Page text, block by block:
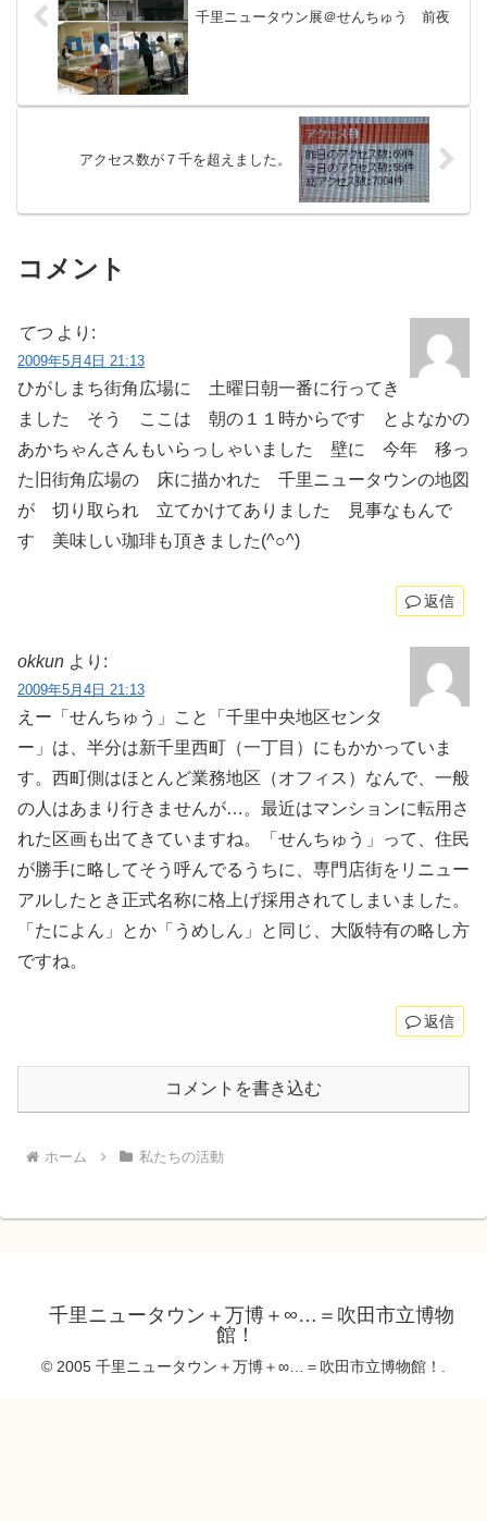
千里ニュータウン展＠せんちゅう 前夜
アクセス数が７千を超えました。
コメント
てつ より:
2009年5月4日 21:13
ひがしまち街角広場に 土曜日朝一番に行ってき
ました そう ここは 朝の１１時からです とよなかの
あかちゃんさんもいらっしゃいました 壁に 今年 移っ
た旧街角広場の 床に描かれた 千里ニュータウンの地図
が 切り取られ 立てかけてありました 見事なもんで
す 美味しい珈琲も頂きました(^○^)
返信
okkun より:
2009年5月4日 21:13
えー「せんちゅう」こと「千里中央地区センタ
ー」は、半分は新千里西町（一丁目）にもかかっていま
す。西町側はほとんど業務地区（オフィス）なんで、一般
の人はあまり行きませんが…。最近はマンションに転用さ
れた区画も出てきていますね。「せんちゅう」って、住民
が勝手に略してそう呼んでるうちに、専門店街をリニュー
アルしたとき正式名称に格上げ採用されてしまいました。
「たによん」とか「うめしん」と同じ、大阪特有の略し方
ですね。
返信
コメントを書き込む
ホーム 私たちの活動
千里ニュータウン＋万博＋∞…＝吹田市立博物
館！
© 2005 千里ニュータウン＋万博＋∞…＝吹田市立博物館！.